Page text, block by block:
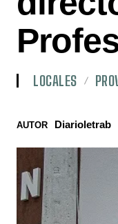
LOCALES
AUTOR Diarioletrab